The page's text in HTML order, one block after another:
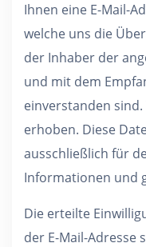
Ihnen eine E-Mail-
welche uns die
der Inhaber der
und mit dem
einverstanden
erhoben. Diese
ausschließlich für
Informationen und
Die erteilte
der E-Mail-Adresse